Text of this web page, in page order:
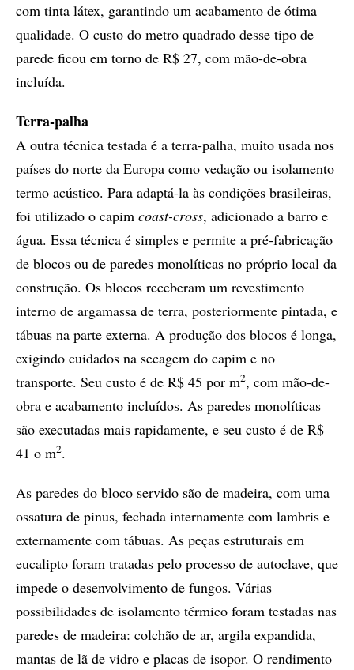
com tinta látex, garantindo um acabamento de ótima
qualidade. O custo do metro quadrado desse tipo de
parede ficou em torno de R$ 27, com mão-de-obra
incluída.
Terra-palha
A outra técnica testada é a terra-palha, muito usada nos
países do norte da Europa como vedação ou isolamento
termo acústico. Para adaptá-la às condições brasileiras,
foi utilizado o capim coast-cross, adicionado a barro e
água. Essa técnica é simples e permite a pré-fabricação
de blocos ou de paredes monolíticas no próprio local da
construção. Os blocos receberam um revestimento
interno de argamassa de terra, posteriormente pintada, e
tábuas na parte externa. A produção dos blocos é longa,
exigindo cuidados na secagem do capim e no
transporte. Seu custo é de R$ 45 por m2, com mão-de-
obra e acabamento incluídos. As paredes monolíticas
são executadas mais rapidamente, e seu custo é de R$
41 o m2.
As paredes do bloco servido são de madeira, com uma
ossatura de pinus, fechada internamente com lambris e
externamente com tábuas. As peças estruturais em
eucalipto foram tratadas pelo processo de autoclave, que
impede o desenvolvimento de fungos. Várias
possibilidades de isolamento térmico foram testadas nas
paredes de madeira: colchão de ar, argila expandida,
mantas de lã de vidro e placas de isopor. O rendimento